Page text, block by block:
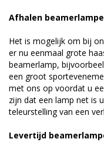
Afhalen
Het is mogelijk om bij
er nu eenmaal grote
beamerlamp,
een groot
met ons op voordat u
zijn dat een lamp net is
teleurstelling van een
Levertijd